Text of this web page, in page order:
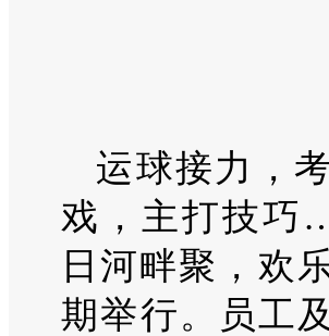
运球接力，
戏，主打技巧
日河畔聚，欢
期举行。员工